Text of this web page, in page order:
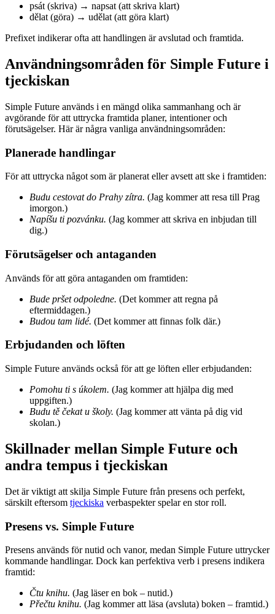
psát (skriva) → napsat (att skriva klart)
dělat (göra) → udělat (att göra klart)
Prefixet indikerar ofta att handlingen är avslutad och framtida.
Användningsområden för Simple Future i
tjeckiskan
Simple Future används i en mängd olika sammanhang och är
avgörande för att uttrycka framtida planer, intentioner och
förutsägelser. Här är några vanliga användningsområden:
Planerade handlingar
För att uttrycka något som är planerat eller avsett att ske i framtiden:
Budu cestovat do Prahy zítra. (Jag kommer att resa till Prag
imorgon.)
Napíšu ti pozvánku. (Jag kommer att skriva en inbjudan till
dig.)
Förutsägelser och antaganden
Används för att göra antaganden om framtiden:
Bude pršet odpoledne. (Det kommer att regna på
eftermiddagen.)
Budou tam lidé. (Det kommer att finnas folk där.)
Erbjudanden och löften
Simple Future används också för att ge löften eller erbjudanden:
Pomohu ti s úkolem. (Jag kommer att hjälpa dig med
uppgiften.)
Budu tě čekat u školy. (Jag kommer att vänta på dig vid
skolan.)
Skillnader mellan Simple Future och
andra tempus i tjeckiskan
Det är viktigt att skilja Simple Future från presens och perfekt,
särskilt eftersom tjeckiska verbaspekter spelar en stor roll.
Presens vs. Simple Future
Presens används för nutid och vanor, medan Simple Future uttrycker
kommande handlingar. Dock kan perfektiva verb i presens indikera
framtid:
Čtu knihu. (Jag läser en bok – nutid.)
Přečtu knihu. (Jag kommer att läsa (avsluta) boken – framtid.)